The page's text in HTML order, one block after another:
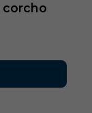
corcho